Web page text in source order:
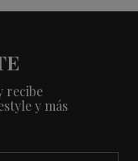
recibe
y más